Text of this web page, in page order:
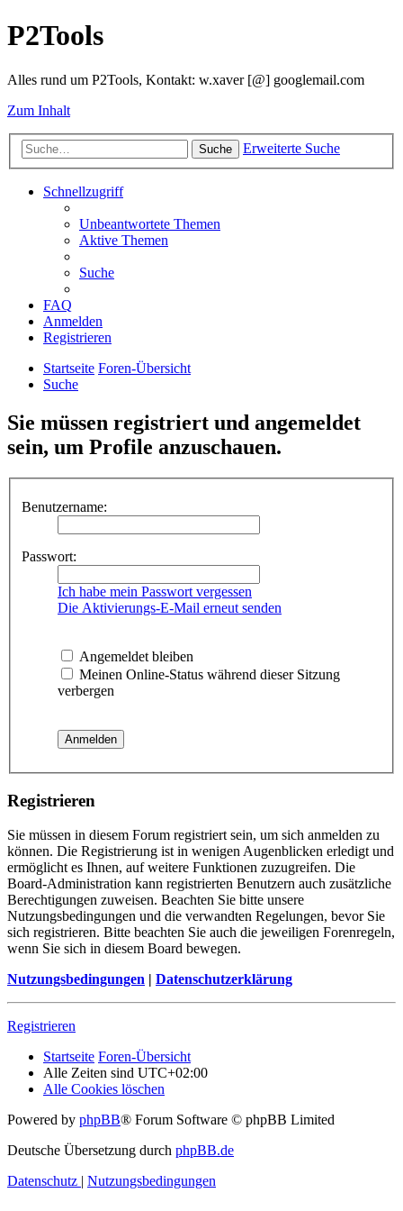
P2Tools
Alles rund um P2Tools, Kontakt: w.xaver [@] googlemail.com
Zum Inhalt
Suche Erweiterte Suche
Schnellzugriff
Unbeantwortete Themen
Aktive Themen
Suche
FAQ
Anmelden
Registrieren
Startseite Foren-Übersicht
Suche
Sie müssen registriert und angemeldet
sein, um Profile anzuschauen.
Benutzername:
Passwort:
Ich habe mein Passwort vergessen
Die Aktivierungs-E-Mail erneut senden
Angemeldet bleiben
Meinen Online-Status während dieser Sitzung
verbergen
Registrieren
Sie müssen in diesem Forum registriert sein, um sich anmelden zu
können. Die Registrierung ist in wenigen Augenblicken erledigt und
ermöglicht es Ihnen, auf weitere Funktionen zuzugreifen. Die
Board-Administration kann registrierten Benutzern auch zusätzliche
Berechtigungen zuweisen. Beachten Sie bitte unsere
Nutzungsbedingungen und die verwandten Regelungen, bevor Sie
sich registrieren. Bitte beachten Sie auch die jeweiligen Forenregeln,
wenn Sie sich in diesem Board bewegen.
Nutzungsbedingungen | Datenschutzerklärung
Registrieren
Startseite Foren-Übersicht
Alle Zeiten sind UTC+02:00
Alle Cookies löschen
Powered by phpBB® Forum Software © phpBB Limited
Deutsche Übersetzung durch phpBB.de
Datenschutz | Nutzungsbedingungen